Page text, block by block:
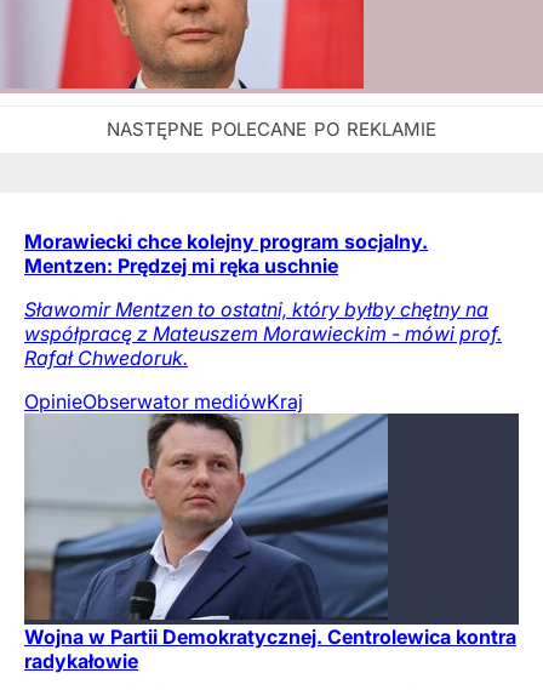
Morawiecki chce kolejny program socjalny.
Mentzen: Prędzej mi ręka uschnie
Sławomir Mentzen to ostatni, który byłby chętny na
współpracę z Mateuszem Morawieckim - mówi prof.
Rafał Chwedoruk.
OpinieObserwator mediówKraj
Wojna w Partii Demokratycznej. Centrolewica kontra
radykałowie